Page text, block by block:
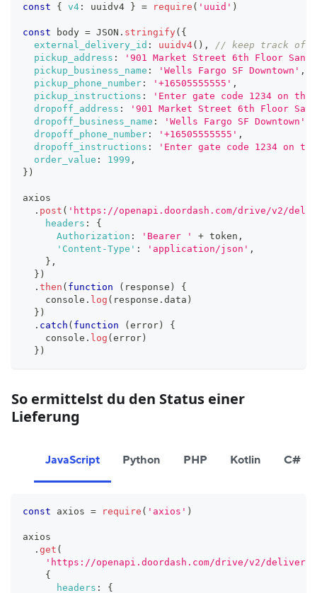
const
{ v4 : uuidv4 } = require ( 'uuid' )
const body = JSON . stringify( {
external_delivery_id : uuidv4( ) ,
// keep track of
pickup_address :
'901 Market Street 6th Floor San
pickup_business_name : 'Wells Fargo SF Downtown' ,
pickup_phone_number : '+16505555555' ,
pickup_instructions :
'Enter gate code 1234 on
dropoff_address :
'901 Market Street 6th Floor San
dropoff_business_name : 'Wells Fargo SF Downtown'
dropoff_phone_number : '+16505555555' ,
dropoff_instructions :
'Enter gate code 1234 on
order_value : 1999 ,
} )
axios
. post ( 'https://openapi.doordash.com/drive/v2/
headers :
{
Authorization : 'Bearer ' + token ,
'Content-Type' : 'application/json' ,
} ,
} )
. then ( function ( response )
{
console . log ( response . data )
} )
. catch ( function ( error )
{
console . log ( error )
} )
So ermittelst du den Status einer
Lieferung
JavaScript Python PHP Kotlin C#
const axios = require ( 'axios' )
axios
. get (
'https://openapi.doordash.com/drive/v2/
{
headers :
{